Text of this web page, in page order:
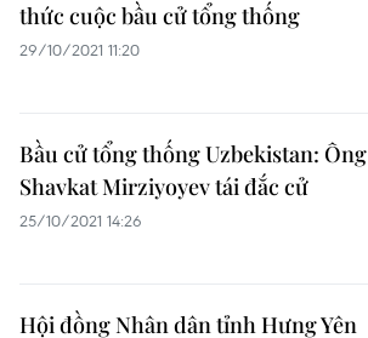
thức cuộc bầu cử tổng thống
29/10/2021 11:20
Bầu cử tổng thống Uzbekistan: Ông
Shavkat Mirziyoyev tái đắc cử
25/10/2021 14:26
Hội đồng Nhân dân tỉnh Hưng Yên